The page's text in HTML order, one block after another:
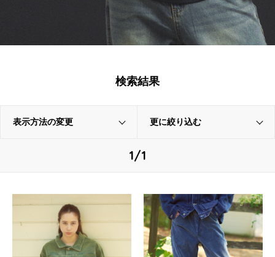
検索結果
表示方法の変更 更に絞り込む
1/1